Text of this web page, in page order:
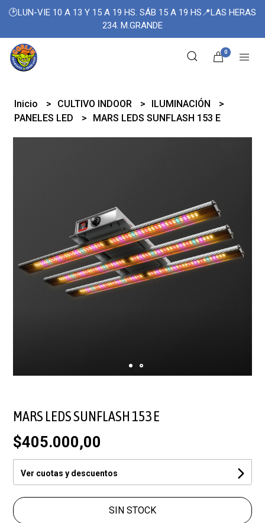
🕑LUN-VIE 10 A 13 Y 15 A 19 HS. SÁB 15 A 19 HS📍LAS HERAS
234. M.GRANDE
0
Inicio CULTIVO INDOOR
ILUMINACIÓN
PANELES LED
MARS LEDS SUNFLASH 153 E
MARS LEDS SUNFLASH 153 E
$405.000,00
Ver cuotas y descuentos
SIN STOCK